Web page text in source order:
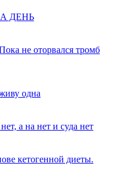
ДЕНЬ
не оторвался тромб
одна
а на нет и суда нет
кетогенной диеты.